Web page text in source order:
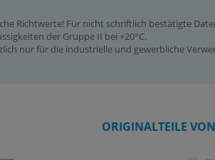
Richtwerte! Für nicht schriftlich bestätigte
der Gruppe II bei +20°C.
nur für die industrielle und gewerbliche
ORIGINALTEILE